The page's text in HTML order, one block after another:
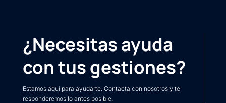
¿Necesitas ayuda
con tus gestiones?
Estamos aquí para ayudarte. Contacta con nosotros y te
responderemos lo antes posible.